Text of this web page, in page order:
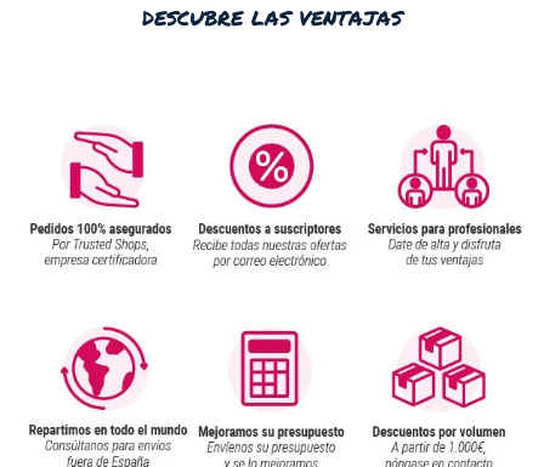
descubre las ventajas